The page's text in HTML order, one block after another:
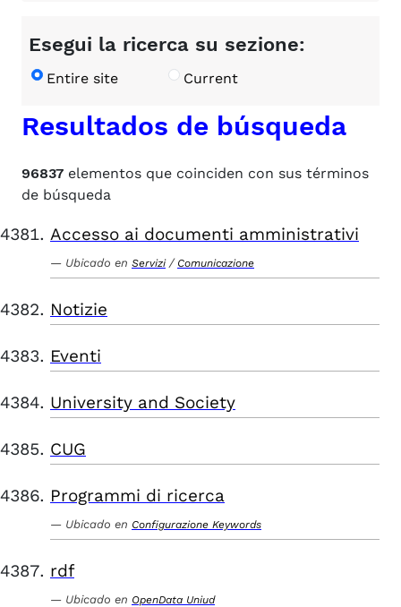
Esegui la ricerca su sezione:
Entire site Current
Resultados de búsqueda
96837 elementos que coinciden con sus términos
de búsqueda
Accesso ai documenti amministrativi
Ubicado en Servizi / Comunicazione
Notizie
Eventi
University and Society
CUG
Programmi di ricerca
Ubicado en Configurazione Keywords
rdf
Ubicado en OpenData Uniud